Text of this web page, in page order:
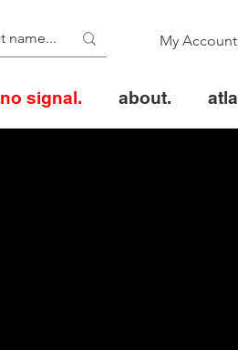
My Account
no signal. about.